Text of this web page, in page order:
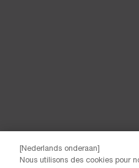
[Nederlands onderaan]
Nous utilisons des cookies pour